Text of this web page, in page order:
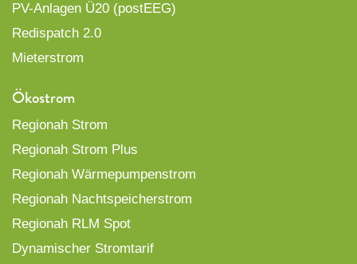
PV-Anlagen Ü20 (postEEG)
Redispatch 2.0
Mieterstrom
Ökostrom
Regionah Strom
Regionah Strom Plus
Regionah Wärmepumpenstrom
Regionah Nachtspeicherstrom
Regionah RLM Spot
Dynamischer Stromtarif